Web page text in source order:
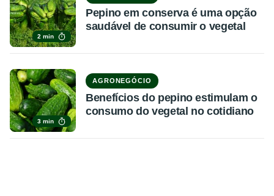
2 min
Pepino em conserva é uma opção
saudável de consumir o vegetal
3 min
AGRONEGÓCIO
Benefícios do pepino estimulam o
consumo do vegetal no cotidiano